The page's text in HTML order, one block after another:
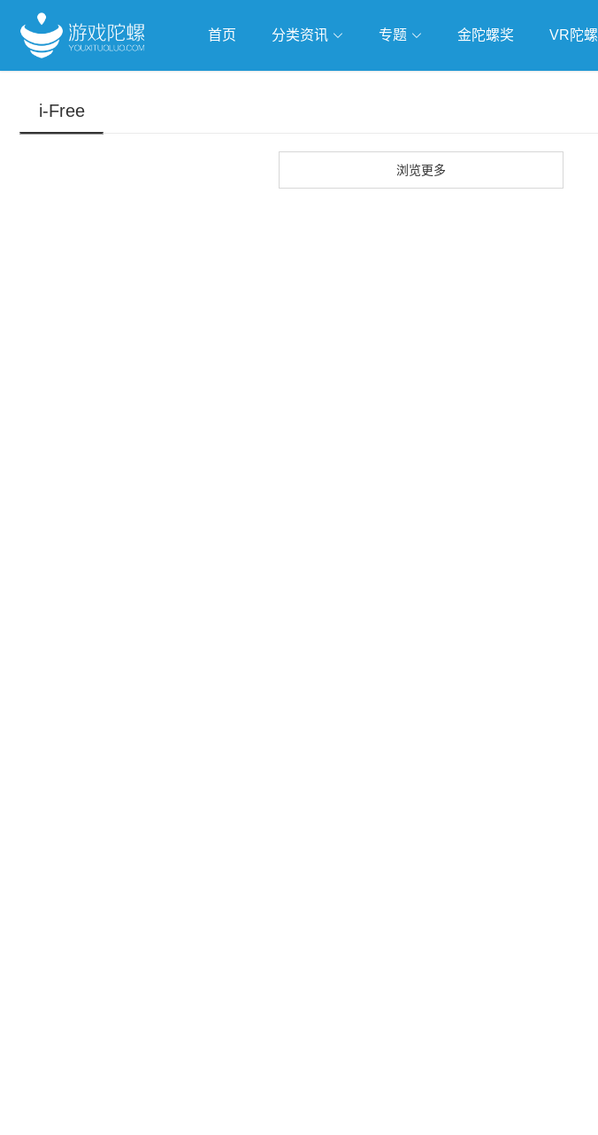
首页 分类资讯 专题 金陀螺奖 VR陀螺
i-Free
浏览更多